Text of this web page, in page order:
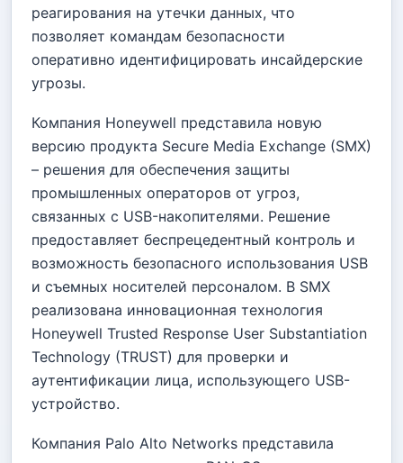
реагирования на утечки данных, что
позволяет командам безопасности
оперативно идентифицировать инсайдерские
угрозы.
Компания Honeywell представила новую
версию продукта Secure Media Exchange (SMX)
– решения для обеспечения защиты
промышленных операторов от угроз,
связанных с USB-накопителями. Решение
предоставляет беспрецедентный контроль и
возможность безопасного использования USB
и съемных носителей персоналом. В SMX
реализована инновационная технология
Honeywell Trusted Response User Substantiation
Technology (TRUST) для проверки и
аутентификации лица, использующего USB-
устройство.
Компания Palo Alto Networks представила